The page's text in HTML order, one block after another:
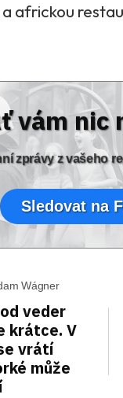
africkou
vám nic
zprávy z vašeho
Sledovat na
Wágner
veder
krátce. V
vrátí
může